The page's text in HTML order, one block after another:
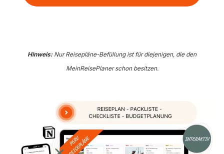
Hinweis:Nur Reisepläne-Befüllung ist für diejenigen, die den
MeinReisePlaner schon besitzen.